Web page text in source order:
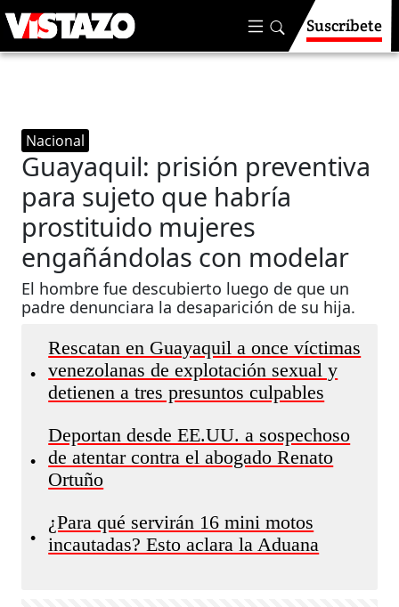
Suscríbete
Nacional
Guayaquil: prisión preventiva
para sujeto que habría
prostituido mujeres
engañándolas con modelar
El hombre fue descubierto luego de que un
padre denunciara la desaparición de su hija.
•
Rescatan en Guayaquil a once víctimas
venezolanas de explotación sexual y
detienen a tres presuntos culpables
•
Deportan desde EE.UU. a sospechoso
de atentar contra el abogado Renato
Ortuño
•
¿Para qué servirán 16 mini motos
incautadas? Esto aclara la Aduana